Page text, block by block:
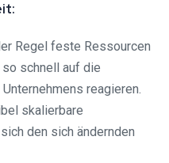
Regel feste Ressourcen
schnell auf die
reagieren.
skalierbare
den sich ändernden